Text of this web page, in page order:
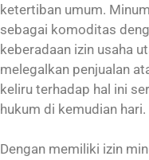
ketertiban umum.
sebagai komoditas
keberadaan izin usaha
melegalkan penjualan
keliru terhadap hal ini
hukum di kemudian hari.
Dengan memiliki izin